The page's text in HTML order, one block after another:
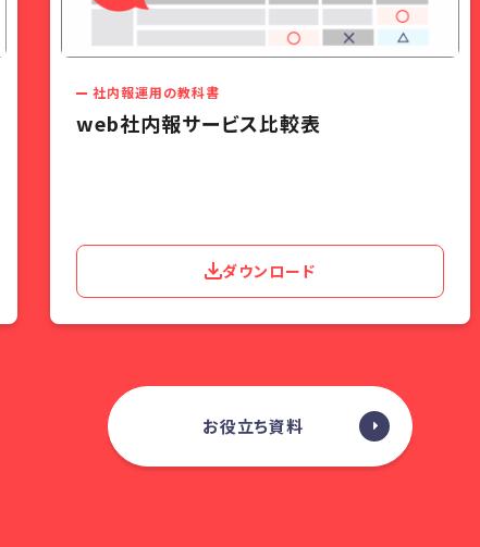
社内報運用の教科書
web社内報サービス比較表
ダウンロード
お役立ち資料